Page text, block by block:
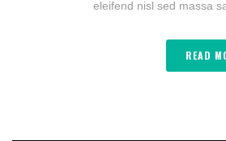
eleifend nisl sed massa
READ